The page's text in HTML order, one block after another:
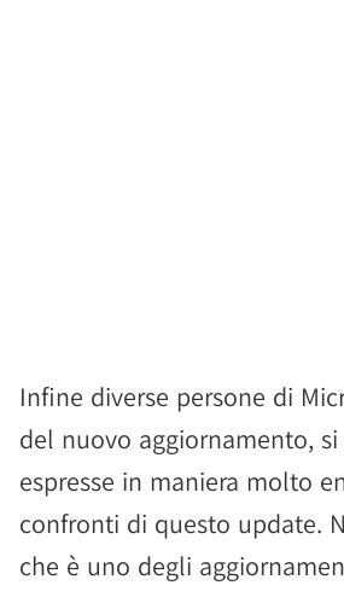
Infine diverse persone di
del nuovo aggiornamento,
espresse in maniera molto
confronti di questo update.
che è uno degli